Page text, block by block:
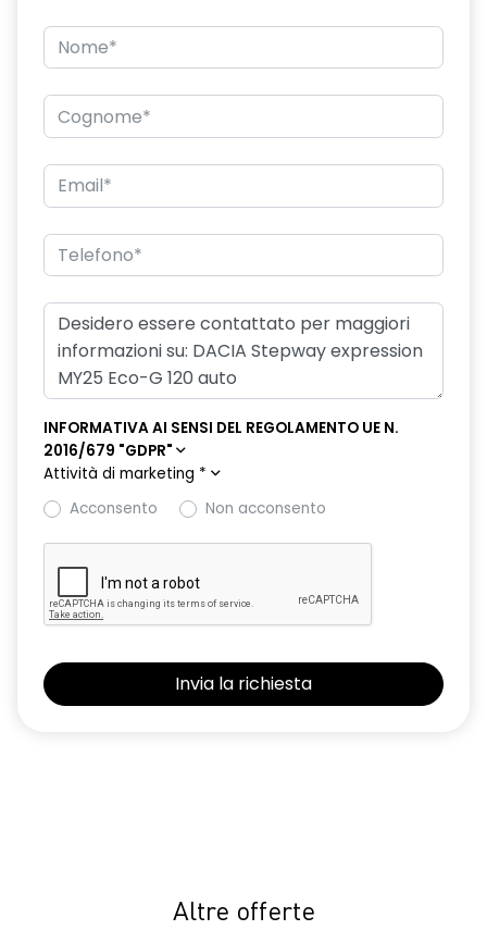
INFORMATIVA AI SENSI DEL REGOLAMENTO UE N.
2016/679 "GDPR"
Attività di marketing *
Acconsento
Non acconsento
Altre offerte